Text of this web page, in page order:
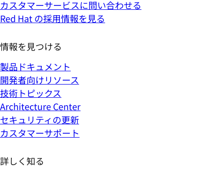
カスタマーサービスに問い合わせる
Red Hat の採用情報を見る
情報を見つける
製品ドキュメント
開発者向けリソース
技術トピックス
Architecture Center
セキュリティの更新
カスタマーサポート
詳しく知る